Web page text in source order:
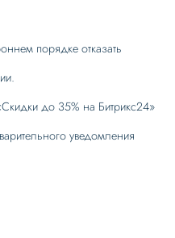
порядке отказать
до 35% на Битрикс24»
уведомления